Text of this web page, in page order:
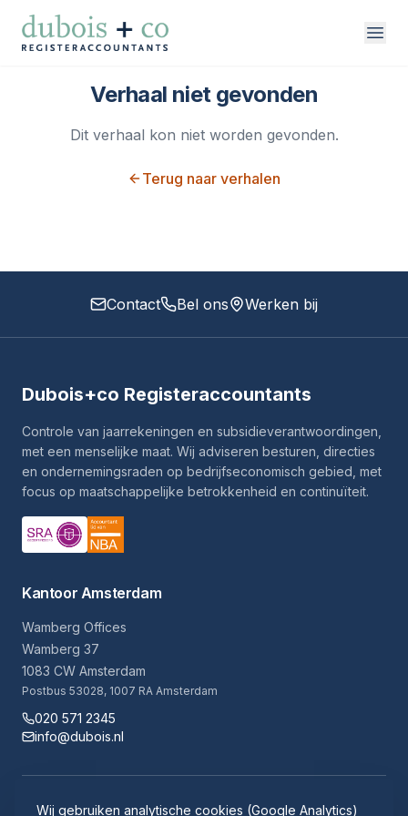
Direct naar inhoud
vakgebieden
Verhaal niet gevonden
Dit verhaal kon niet worden gevonden.
Terug naar verhalen
Contact Bel ons Werken bij
Dubois+co Registeraccountants
Controle van jaarrekeningen en subsidieverantwoordingen,
met een menselijke maat. Wij adviseren besturen, directies
en ondernemingsraden op bedrijfseconomisch gebied, met
focus op maatschappelijke betrokkenheid en continuïteit.
Kantoor Amsterdam
Wamberg Offices
Wamberg 37
1083 CW Amsterdam
Postbus 53028, 1007 RA Amsterdam
020 571 2345
info@dubois.nl
Algemene voorwaardenDisclaimerKlachtenregeling
Wij gebruiken analytische cookies (Google Analytics)